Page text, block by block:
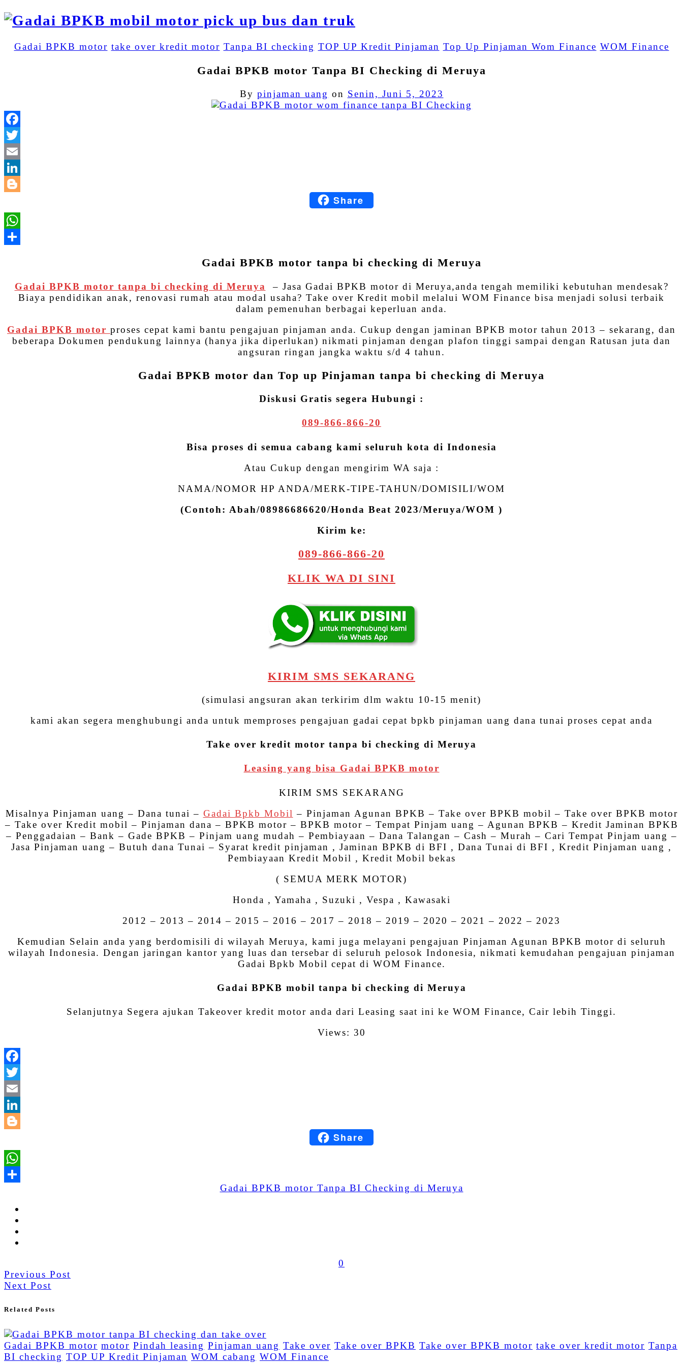
Gadai BPKB motor take over kredit motor Tanpa BI checking TOP UP Kredit Pinjaman Top Up Pinjaman Wom Finance WOM Finance
Gadai BPKB motor Tanpa BI Checking di Meruya
By pinjaman uang on Senin, Juni 5, 2023
BloggerShare
Gadai BPKB motor tanpa bi checking di Meruya
Gadai BPKB motor tanpa bi checking di Meruya
– Jasa Gadai BPKB motor di Meruya,anda tengah memiliki kebutuhan mendesak?
Biaya pendidikan anak, renovasi rumah atau modal usaha? Take over Kredit mobil melalui WOM Finance bisa menjadi solusi terbaik
dalam pemenuhan berbagai keperluan anda.
Gadai BPKB motor proses cepat kami bantu pengajuan pinjaman anda. Cukup dengan jaminan BPKB motor tahun 2013 – sekarang, dan
beberapa Dokumen pendukung lainnya (hanya jika diperlukan) nikmati pinjaman dengan plafon tinggi sampai dengan Ratusan juta dan
angsuran ringan jangka waktu s/d 4 tahun.
Gadai BPKB motor dan Top up Pinjaman tanpa bi checking di Meruya
Diskusi Gratis segera Hubungi :
089-866-866-20
Bisa proses di semua cabang kami seluruh kota di Indonesia
Atau Cukup dengan mengirim WA saja :
NAMA/NOMOR HP ANDA/MERK-TIPE-TAHUN/DOMISILI/WOM
(Contoh: Abah/08986686620/Honda Beat 2023/Meruya/WOM )
Kirim ke:
089-866-866-20
KLIK WA DI SINI
KIRIM SMS SEKARANG
(simulasi angsuran akan terkirim dlm waktu 10-15 menit)
kami akan segera menghubungi anda untuk memproses pengajuan gadai cepat bpkb pinjaman uang dana tunai proses cepat anda
Take over kredit motor tanpa bi checking di Meruya
Leasing yang bisa Gadai BPKB motor
KIRIM SMS SEKARANG
Misalnya Pinjaman uang – Dana tunai – Gadai Bpkb Mobil – Pinjaman Agunan BPKB – Take over BPKB mobil – Take over BPKB motor
– Take over Kredit mobil – Pinjaman dana – BPKB motor – BPKB motor – Tempat Pinjam uang – Agunan BPKB – Kredit Jaminan BPKB
– Penggadaian – Bank – Gade BPKB – Pinjam uang mudah – Pembiayaan – Dana Talangan – Cash – Murah – Cari Tempat Pinjam uang –
Jasa Pinjaman uang – Butuh dana Tunai – Syarat kredit pinjaman , Jaminan BPKB di BFI , Dana Tunai di BFI , Kredit Pinjaman uang ,
Pembiayaan Kredit Mobil , Kredit Mobil bekas
( SEMUA MERK MOTOR)
Honda , Yamaha , Suzuki , Vespa , Kawasaki
2012 – 2013 – 2014 – 2015 – 2016 – 2017 – 2018 – 2019 – 2020 – 2021 – 2022 – 2023
Kemudian Selain anda yang berdomisili di wilayah Meruya, kami juga melayani pengajuan Pinjaman Agunan BPKB motor di seluruh
wilayah Indonesia. Dengan jaringan kantor yang luas dan tersebar di seluruh pelosok Indonesia, nikmati kemudahan pengajuan pinjaman
Gadai Bpkb Mobil cepat di WOM Finance.
Gadai BPKB mobil tanpa bi checking di Meruya
Selanjutnya Segera ajukan Takeover kredit motor anda dari Leasing saat ini ke WOM Finance, Cair lebih Tinggi.
Views: 30
BloggerShare
Share
Gadai BPKB motor Tanpa BI Checking di Meruya
0
Previous Post
Next Post
Related Posts
Gadai BPKB motor motor Pindah leasing Pinjaman uang Take over Take over BPKB Take over BPKB motor take over kredit motor Tanpa
BI checking TOP UP Kredit Pinjaman WOM cabang WOM Finance